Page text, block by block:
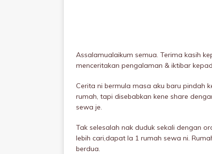
Assalamualaikum semua. Terima kasih
menceritakan pengalaman & iktibar
Cerita ni bermula masa aku baru pindah
rumah, tapi disebabkan kene share
sewa je.
Tak selesalah nak duduk sekali dengan
lebih cari,dapat la 1 rumah sewa ni.
berdua.